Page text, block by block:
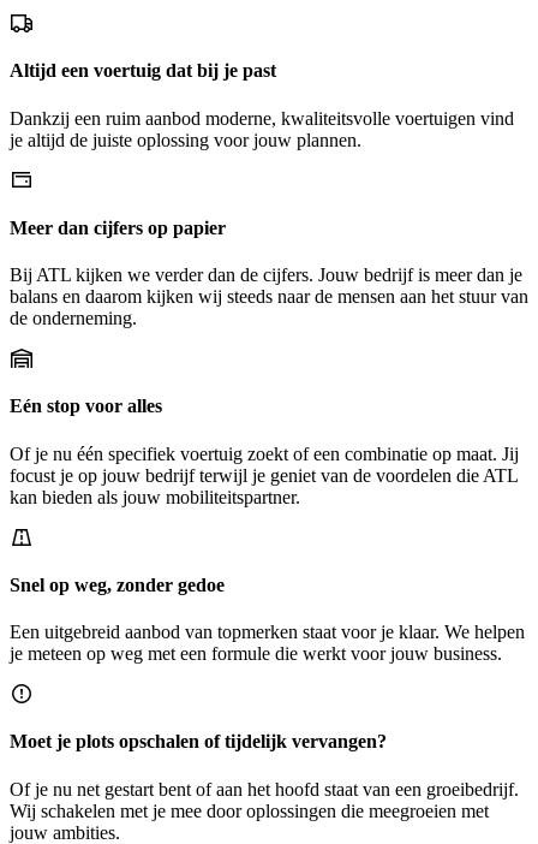
Altijd een voertuig dat bij je past
Dankzij een ruim aanbod moderne, kwaliteitsvolle voertuigen vind
je altijd de juiste oplossing voor jouw plannen.
Meer dan cijfers op papier
Bij ATL kijken we verder dan de cijfers. Jouw bedrijf is meer dan je
balans en daarom kijken wij steeds naar de mensen aan het stuur van
de onderneming.
Eén stop voor alles
Of je nu één specifiek voertuig zoekt of een combinatie op maat. Jij
focust je op jouw bedrijf terwijl je geniet van de voordelen die ATL
kan bieden als jouw mobiliteitspartner.
Snel op weg, zonder gedoe
Een uitgebreid aanbod van topmerken staat voor je klaar. We helpen
je meteen op weg met een formule die werkt voor jouw business.
Moet je plots opschalen of tijdelijk vervangen?
Of je nu net gestart bent of aan het hoofd staat van een groeibedrijf.
Wij schakelen met je mee door oplossingen die meegroeien met
jouw ambities.